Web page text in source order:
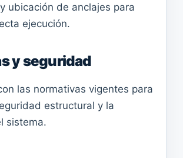
ubicación de anclajes para
ejecución.
y seguridad
las normativas vigentes para
estructural y la
sistema.